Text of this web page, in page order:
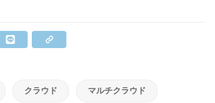
クラウド マルチクラウド